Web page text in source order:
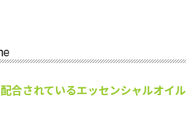
配合されているエッセンシャルオイル